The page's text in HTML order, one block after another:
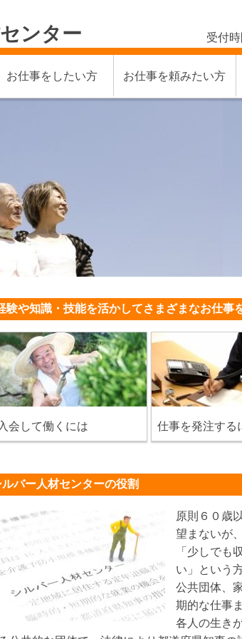
ンター 受付
お仕事をしたい方 お仕事を頼みたい方
験や知識・技能を活かしてさまざまなお仕事
入会して働くには 仕事を発注する
ルバー人材センターの役割
原則６０歳
望まないが
「少しでも
い」という
公共団体、
期的な仕事
各人の生き